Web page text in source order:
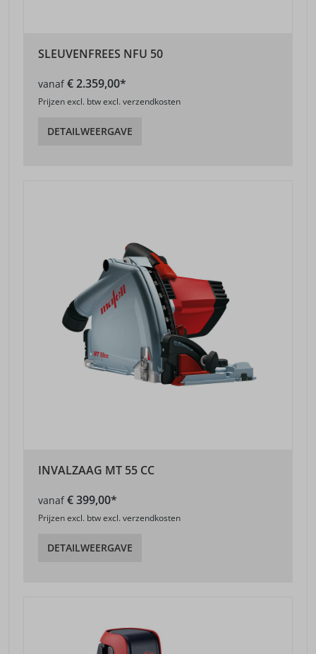
SLEUVENFREES NFU 50
vanaf€ 2.359,00*
Prijzen excl. btw excl. verzendkosten
DETAILWEERGAVE
INVALZAAG MT 55 CC
vanaf€ 399,00*
Prijzen excl. btw excl. verzendkosten
DETAILWEERGAVE